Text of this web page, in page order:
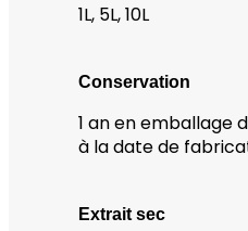
1L, 5L, 10L
Conservation
1 an en emballage
à la date de
Extrait sec